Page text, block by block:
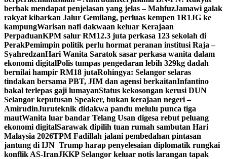
berhak mendapat penjelasan yang jelas – MahfuzJamawi galak
rakyat kibarkan Jalur Gemilang, perluas kempen 1R1JG ke
kampungWarisan nafi dakwaan keluar Kerajaan
PerpaduanKPM salur RM12.3 juta perkasa 123 sekolah di
PerakPemimpin politik perlu hormat peranan institusi Raja –
SyahredzanHari Wanita Saratok sasar perkasa wanita dalam
ekonomi digitalPolis tumpas pengedaran lebih 329kg dadah
bernilai hampir RM18 jutaRohingya: Selangor selaras
tindakan bersama PBT, JIM dan agensi berkaitanInfantino
bakal terlepas gaji lumayanStatus kekosongan kerusi DUN
Selangor keputusan Speaker, bukan kerajaan negeri –
AmirudinJuruteknik didakwa pandu melulu punca tiga
mautWanita luar bandar Telang Usan digesa rebut peluang
ekonomi digitalSarawak dipilih tuan rumah sambutan Hari
Malaysia 2026TPM Fadillah jalani pembedahan pintasan
jantung di IJN Trump harap penyelesaian diplomatik rungkai
konflik AS-IranJKKP Selangor keluar notis larangan tapak